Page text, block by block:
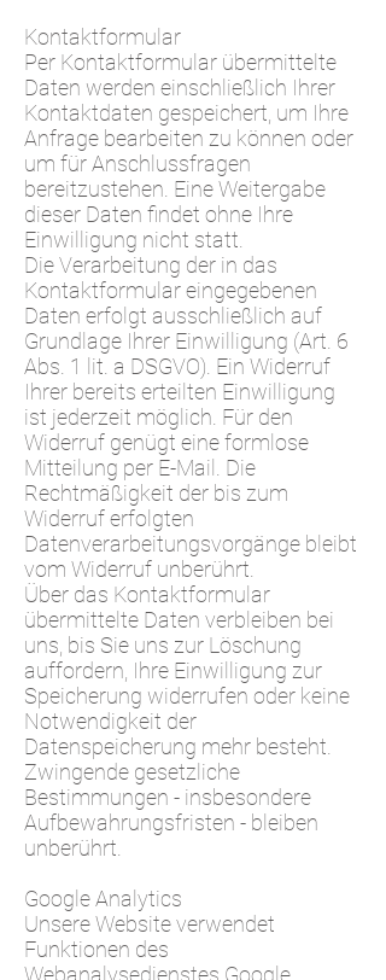
Kontaktformular
Per Kontaktformular übermittelte
Daten werden einschließlich Ihrer
Kontaktdaten gespeichert, um Ihre
Anfrage bearbeiten zu können oder
um für Anschlussfragen
bereitzustehen. Eine Weitergabe
dieser Daten findet ohne Ihre
Einwilligung nicht statt.
Die Verarbeitung der in das
Kontaktformular eingegebenen
Daten erfolgt ausschließlich auf
Grundlage Ihrer Einwilligung (Art. 6
Abs. 1 lit. a DSGVO). Ein Widerruf
Ihrer bereits erteilten Einwilligung
ist jederzeit möglich. Für den
Widerruf genügt eine formlose
Mitteilung per E-Mail. Die
Rechtmäßigkeit der bis zum
Widerruf erfolgten
Datenverarbeitungsvorgänge bleibt
vom Widerruf unberührt.
Über das Kontaktformular
übermittelte Daten verbleiben bei
uns, bis Sie uns zur Löschung
auffordern, Ihre Einwilligung zur
Speicherung widerrufen oder keine
Notwendigkeit der
Datenspeicherung mehr besteht.
Zwingende gesetzliche
Bestimmungen - insbesondere
Aufbewahrungsfristen - bleiben
unberührt.
Google Analytics
Unsere Website verwendet
Funktionen des
Webanalysedienstes Google